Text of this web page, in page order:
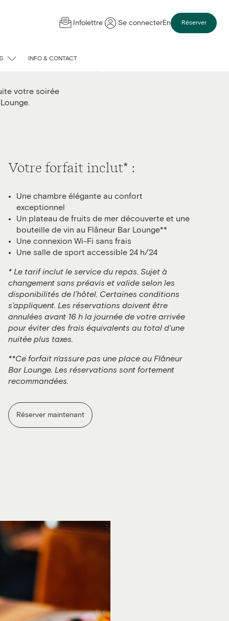
Infolettre Se connecterEn Réserver
INFO & CONTACT
Lounge
votre soirée
Votre forfait inclut* :
Une chambre élégante au confort
exceptionnel
Un plateau de fruits de mer découverte et une
bouteille de vin au Flâneur Bar Lounge**
Une connexion Wi-Fi sans frais
Une salle de sport accessible 24 h/24
* Le tarif inclut le service du repas. Sujet à
changement sans préavis et valide selon les
disponibilités de l’hôtel. Certaines conditions
s’appliquent. Les réservations doivent être
annulées avant 16 h la journée de votre arrivée
pour éviter des frais équivalents au total d'une
nuitée plus taxes.
**Ce forfait n'assure pas une place au Flâneur
Bar Lounge. Les réservations sont fortement
recommandées.
Réserver maintenant